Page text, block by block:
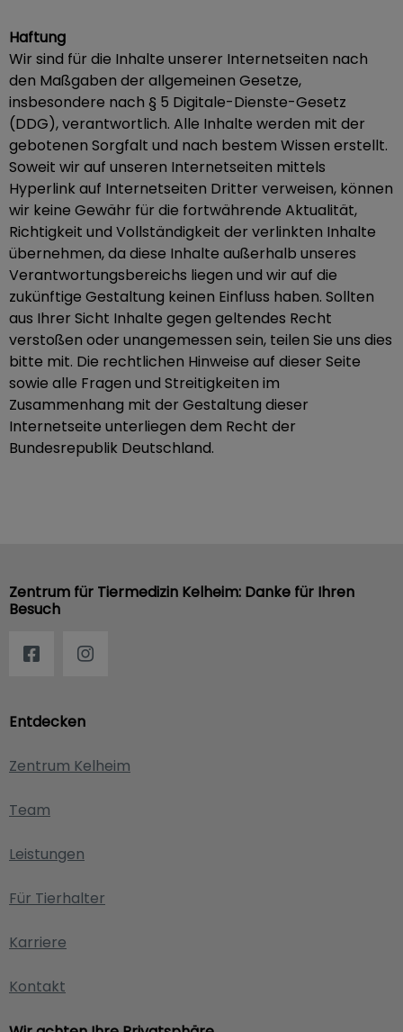
Haftung
Wir sind für die Inhalte unserer Internetseiten nach
den Maßgaben der allgemeinen Gesetze,
insbesondere nach § 5 Digitale-Dienste-Gesetz
(DDG), verantwortlich. Alle Inhalte werden mit der
gebotenen Sorgfalt und nach bestem Wissen erstellt.
Soweit wir auf unseren Internetseiten mittels
Hyperlink auf Internetseiten Dritter verweisen, können
wir keine Gewähr für die fortwährende Aktualität,
Richtigkeit und Vollständigkeit der verlinkten Inhalte
übernehmen, da diese Inhalte außerhalb unseres
Verantwortungsbereichs liegen und wir auf die
zukünftige Gestaltung keinen Einfluss haben. Sollten
aus Ihrer Sicht Inhalte gegen geltendes Recht
verstoßen oder unangemessen sein, teilen Sie uns dies
bitte mit. Die rechtlichen Hinweise auf dieser Seite
sowie alle Fragen und Streitigkeiten im
Zusammenhang mit der Gestaltung dieser
Internetseite unterliegen dem Recht der
Bundesrepublik Deutschland.
Entdecken
Zentrum Kelheim
Team
Leistungen
Für Tierhalter
Karriere
Kontakt
Zentrum für Tiermedizin Kelheim: Danke für Ihren
Besuch